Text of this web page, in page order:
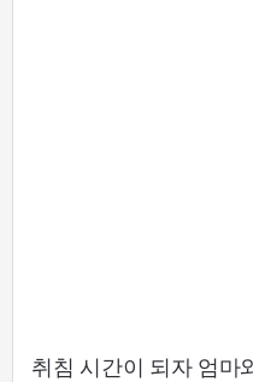
취침 시간이 되자 엄마